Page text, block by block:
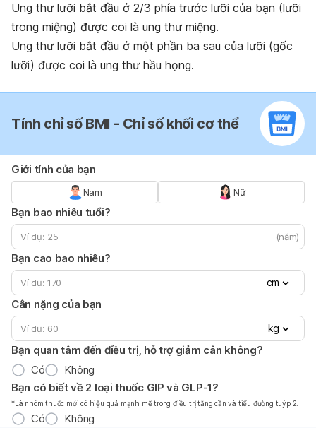
Ung thư lưỡi bắt đầu ở 2/3 phía trước lưỡi của bạn (lưỡi
trong miệng) được coi là ung thư miệng.
Ung thư lưỡi bắt đầu ở một phần ba sau của lưỡi (gốc
lưỡi) được coi là ung thư hầu họng.
Tính chỉ số BMI - Chỉ số khối cơ thể
Giới tính của bạn
Nam Nữ
Bạn bao nhiêu tuổi?
(năm)
Bạn cao bao nhiêu?
cm
Cân nặng của bạn
kg
Bạn quan tâm đến điều trị, hỗ trợ giảm cân không?
Có
Không
Bạn có biết về 2 loại thuốc GIP và GLP-1?
*Là nhóm thuốc mới có hiệu quả mạnh mẽ trong điều trị tăng cần và tiểu đường tuýp 2.
Có Không